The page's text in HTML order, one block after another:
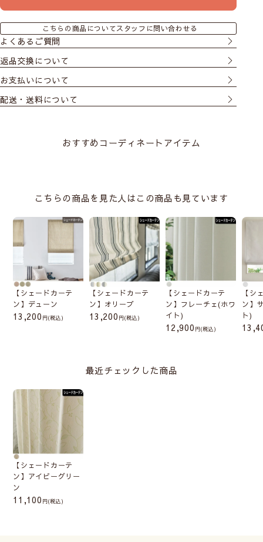
こちらの商品についてスタッフに問い合わせる
よくあるご質問
返品交換について
お支払いについて
配送・送料について
おすすめコーディネートアイテム
こちらの商品を見た人はこの商品も見ています
【シェードカーテ
ン】デューン
13,200 (税込)
【シェードカーテ
ン】オリーブ
13,200 (税込)
【シェードカーテ
ン】フレーチェ(ホワ
イト)
12,900 (税込)
【シ
ン】
ト)
最近チェックした商品
【シェードカーテ
ン】アイビーグリー
ン
11,100 (税込)